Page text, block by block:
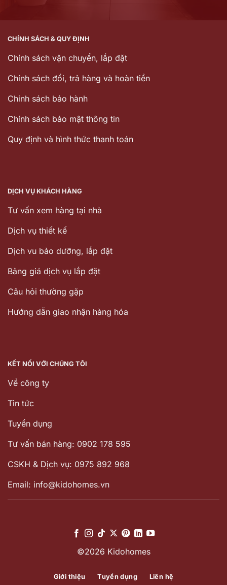
CHÍNH SÁCH & QUY ĐỊNH
Chính sách vận chuyển, lắp đặt
Chính sách đổi, trả hàng và hoàn tiền
Chinh sách bảo hành
Chính sách bảo mật thông tin
Quy định và hình thức thanh toán
DỊCH VỤ KHÁCH HÀNG
Tư vấn xem hàng tại nhà
Dịch vụ thiết kế
Dịch vu bảo dưỡng, lắp đặt
Bảng giá dịch vụ lắp đặt
Câu hỏi thường gặp
Hướng dẫn giao nhận hàng hóa
KẾT NỐI VỚI CHÚNG TÔI
Về công ty
Tin tức
Tuyển dụng
Tư vấn bán hàng: 0902 178 595
CSKH & Dịch vụ: 0975 892 968
Email: info@kidohomes.vn
©2026 Kidohomes
Giới thiệu Tuyển dụng Liên hệ